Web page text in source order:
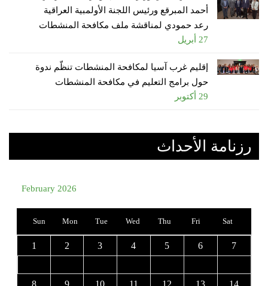
أحمد المبرقع ورئيس اللجنة الأولمبية العراقية
رعد حمودي لمناقشة ملف مكافحة المنشطات
27 أبريل
إقليم غرب آسيا لمكافحة المنشطات تنظّم ندوة
حول برامج التعليم في مكافحة المنشطات
29 أكتوبر
رزنامة الأحداث
February 2026
Sun Mon Tue Wed Thu Fri Sat
1 2 3 4 5 6 7
8 9 10 11 12 13 14